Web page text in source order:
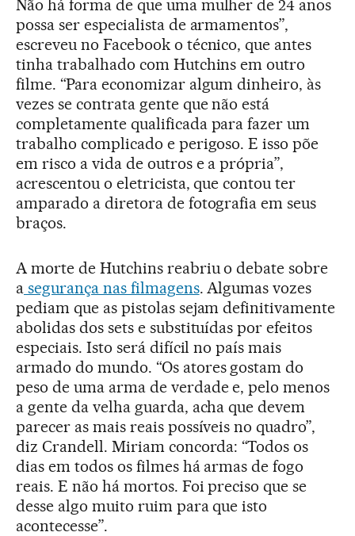
Não há forma de que uma mulher de 24 anos
possa ser especialista de armamentos”,
escreveu no Facebook o técnico, que antes
tinha trabalhado com Hutchins em outro
filme. “Para economizar algum dinheiro, às
vezes se contrata gente que não está
completamente qualificada para fazer um
trabalho complicado e perigoso. E isso põe
em risco a vida de outros e a própria”,
acrescentou o eletricista, que contou ter
amparado a diretora de fotografia em seus
braços.
A morte de Hutchins reabriu o debate sobre
asegurança nas filmagens. Algumas vozes
pediam que as pistolas sejam definitivamente
abolidas dos sets e substituídas por efeitos
especiais. Isto será difícil no país mais
armado do mundo. “Os atores gostam do
peso de uma arma de verdade e, pelo menos
a gente da velha guarda, acha que devem
parecer as mais reais possíveis no quadro”,
diz Crandell. Miriam concorda: “Todos os
dias em todos os filmes há armas de fogo
reais. E não há mortos. Foi preciso que se
desse algo muito ruim para que isto
acontecesse”.